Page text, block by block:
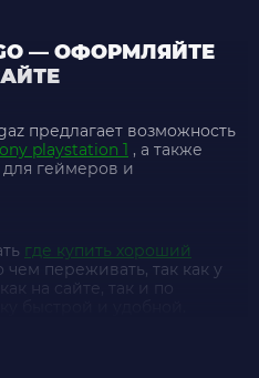
— ОФОРМЛЯЙТЕ
предлагает возможность
playstation 1 , а также
геймеров и
где купить хороший
переживать, так как у
на сайте, так и по